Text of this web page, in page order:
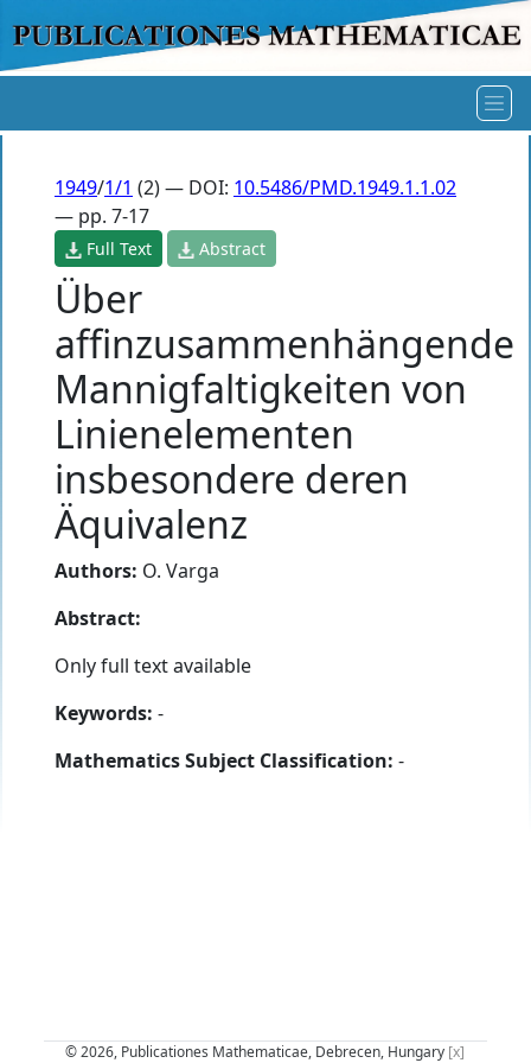
1949/1/1 (2) — DOI: 10.5486/PMD.1949.1.1.02
— pp. 7-17
Full Text Abstract
Über
affinzusammenhängende
Mannigfaltigkeiten von
Linienelementen
insbesondere deren
Äquivalenz
Authors: O. Varga
Abstract:
Only full text available
Keywords: -
Mathematics Subject Classification: -
© 2026, Publicationes Mathematicae, Debrecen, Hungary [x]